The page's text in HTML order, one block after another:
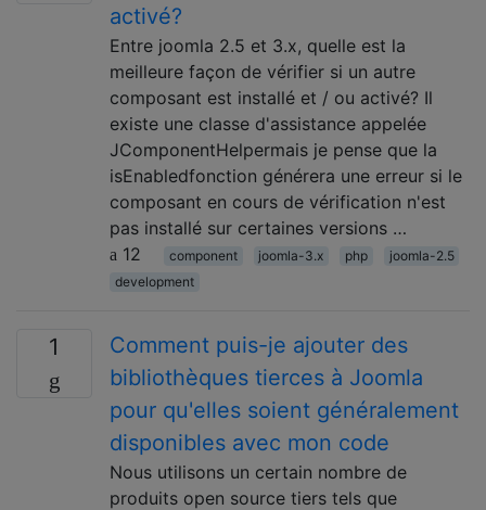
activé?
Entre joomla 2.5 et 3.x, quelle est la
meilleure façon de vérifier si un autre
composant est installé et / ou activé? Il
existe une classe d'assistance appelée
JComponentHelpermais je pense que la
isEnabledfonction générera une erreur si le
composant en cours de vérification n'est
pas installé sur certaines versions …
12
component joomla-3.x php
joomla-2.5
development
1
Comment puis-je ajouter des
bibliothèques tierces à Joomla
pour qu'elles soient généralement
disponibles avec mon code
Nous utilisons un certain nombre de
produits open source tiers tels que